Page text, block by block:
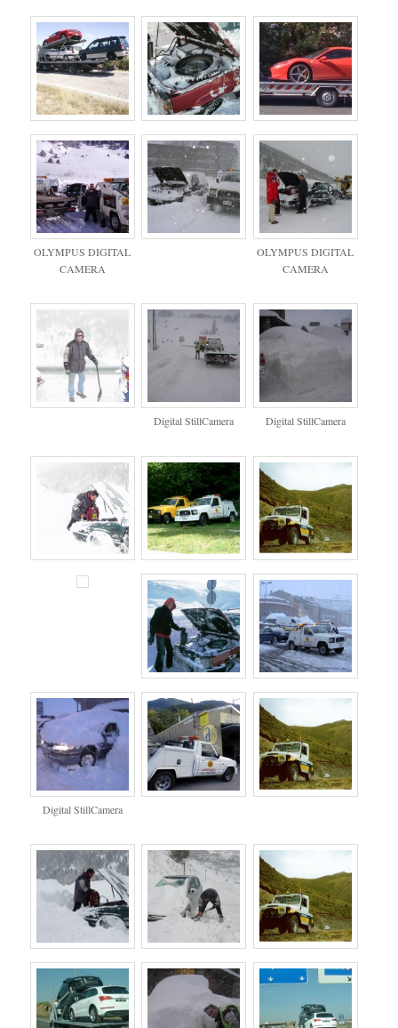
OLYMPUS DIGITAL
CAMERA
OLYMPUS DIGITAL
CAMERA
Digital StillCamera Digital StillCamera
Digital StillCamera